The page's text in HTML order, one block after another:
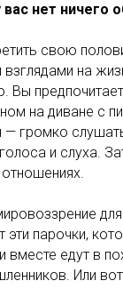
вас нет ничего
свою
на
Вы
на диване с
— громко
и слуха.
парочки,
вместе едут в
Или